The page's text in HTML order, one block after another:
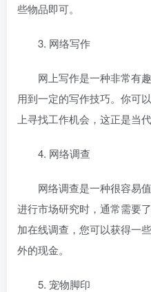
些物品即可。
3. 网络写作
网上写作是一种非常有
用到一定的写作技巧。你可
上寻找工作机会，这正是当
4. 网络调查
网络调查是一种很容易
进行市场研究时，通常需要
加在线调查，您可以获得一
外的现金。
5. 宠物脚印